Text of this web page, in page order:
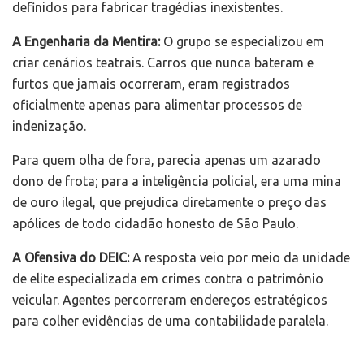
definidos para fabricar tragédias inexistentes.
A Engenharia da Mentira:O grupo se especializou em
criar cenários teatrais. Carros que nunca bateram e
furtos que jamais ocorreram, eram registrados
oficialmente apenas para alimentar processos de
indenização.
Para quem olha de fora, parecia apenas um azarado
dono de frota; para a inteligência policial, era uma mina
de ouro ilegal, que prejudica diretamente o preço das
apólices de todo cidadão honesto de São Paulo.
A Ofensiva do DEIC:A resposta veio por meio da unidade
de elite especializada em crimes contra o patrimônio
veicular. Agentes percorreram endereços estratégicos
para colher evidências de uma contabilidade paralela.